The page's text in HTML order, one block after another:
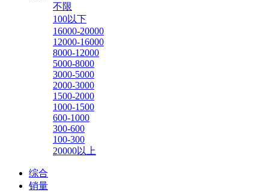
不限
100以下
16000-20000
12000-16000
8000-12000
5000-8000
3000-5000
2000-3000
1500-2000
1000-1500
600-1000
300-600
100-300
20000以上
综合
销量